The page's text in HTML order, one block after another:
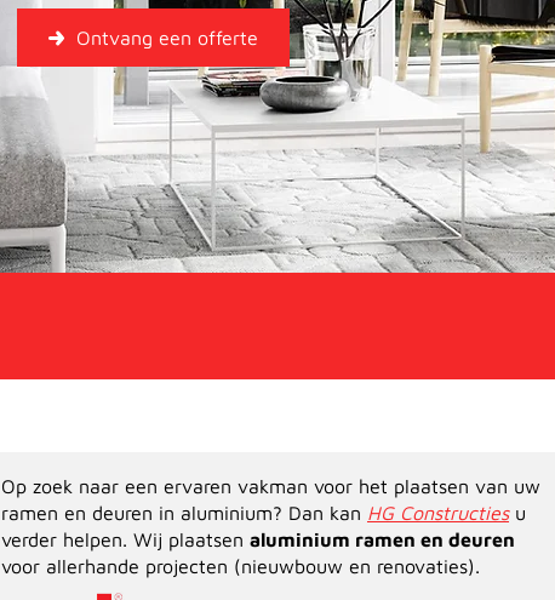
Ontvang een offerte
Op zoek naar een ervaren vakman voor het plaatsen van uw
ramen en deuren in aluminium? Dan kan HG Constructiesu
verder helpen. Wij plaatsen aluminium ramen en deuren
voor allerhande projecten (nieuwbouw en renovaties).